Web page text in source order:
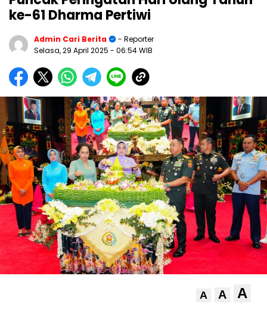
ke-61 Dharma Pertiwi
Admin Cari Berita
- Reporter
Selasa, 29 April 2025 - 06:54 WIB
A A A